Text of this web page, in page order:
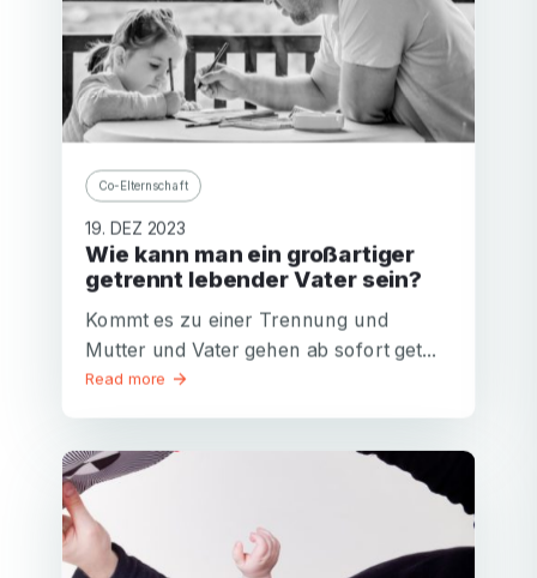
Co-Elternschaft
19. DEZ 2023
Wie kann man ein großartiger
getrennt lebender Vater sein?
Kommt es zu einer Trennung und
Mutter und Vater gehen ab sofort get...
Read more
Passwort
Mail
Passwort
ungültig
Anmelden
Haben Sie Ihr Passwort vergessen?
Facebook Google Apple
Passwort wiederholen
Oder mit